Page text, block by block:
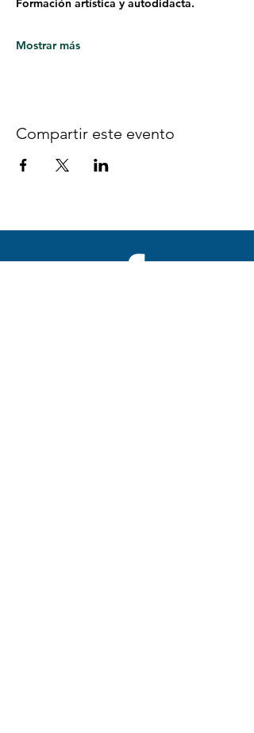
Formación artística y autodidacta.
Mostrar más
Compartir este evento